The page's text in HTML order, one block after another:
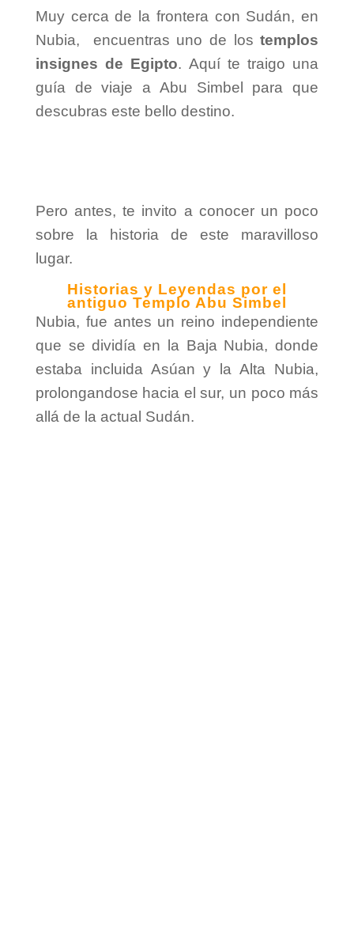
Muy cerca de la frontera con Sudán, en
Nubia, encuentras uno de lostemplos
insignes de Egipto. Aquí te traigo una
guía de viaje a Abu Simbel para que
descubras este bello destino.
Pero antes, te invito a conocer un poco
sobre la historia de este maravilloso
lugar.
Historias y Leyendas por el
antiguo Templo Abu Simbel
Nubia, fue antes un reino independiente
que se dividía en la Baja Nubia, donde
estaba incluida Asúan y la Alta Nubia,
prolongandose hacia el sur, un poco más
allá de la actual Sudán.